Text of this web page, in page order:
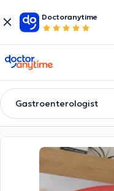
Doctoranytime
doctoranytime
Gastroenterologist